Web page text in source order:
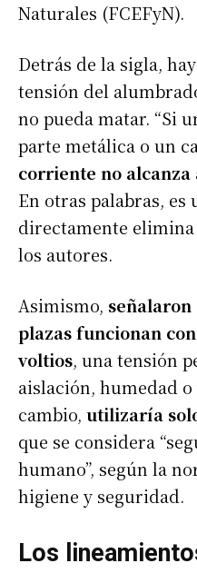
Naturales (FCEFyN).
Detrás de la sigla,
tensión del
no pueda matar. “Si
parte metálica o un
corriente no
En otras palabras, es
directamente elimina
los autores.
Asimismo,
plazas funcionan
voltios, una tensión
aislación, humedad
cambio, utilizaría
que se considera
humano”, según la
higiene y seguridad.
Los